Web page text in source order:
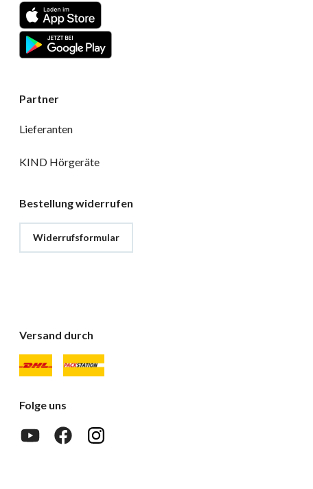
Partner
Lieferanten
KIND Hörgeräte
Bestellung widerrufen
Widerrufsformular
Versand durch
Folge uns